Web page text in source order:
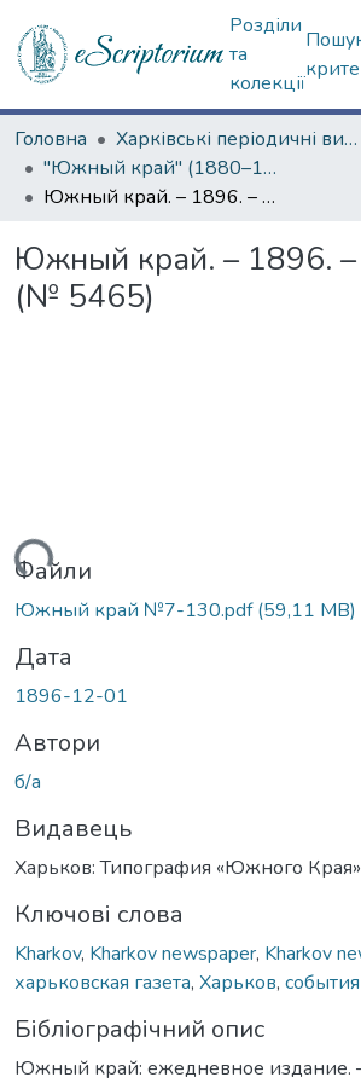
Розділи
та
колекції
Головна
Харківські періодичні видання
"Южный край" (1880–1919 гг.)
Южный край. – 1896. – 1 декабря (№ 5465)
Южный край. – 1896. –
(№ 5465)
Файли
Южный край №7-130.pdf(59,11 MB)
Дата
1896-12-01
Автори
б/а
Видавець
Харьков: Типография «Южного Края»
Ключові слова
Kharkov, Kharkov newspaper, Kharkov
харьковская газета, Харьков,
Бібліографічний опис
Южный край: ежедневное издание.